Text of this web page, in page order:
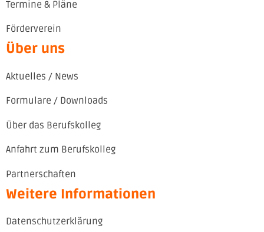
Termine & Pläne
Förderverein
Über uns
Aktuelles / News
Formulare / Downloads
Über das Berufskolleg
Anfahrt zum Berufskolleg
Partnerschaften
Weitere Informationen
Datenschutzerklärung